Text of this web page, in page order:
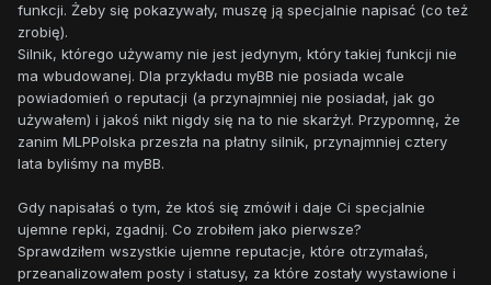
funkcji. Żeby się pokazywały, muszę ją specjalnie napisać (co też
zrobię).
Silnik, którego używamy nie jest jedynym, który takiej funkcji nie
ma wbudowanej. Dla przykładu myBB nie posiada wcale
powiadomień o reputacji (a przynajmniej nie posiadał, jak go
używałem) i jakoś nikt nigdy się na to nie skarżył. Przypomnę, że
zanim MLPPolska przeszła na płatny silnik, przynajmniej cztery
lata byliśmy na myBB.
Gdy napisałaś o tym, że ktoś się zmówił i daje Ci specjalnie
ujemne repki, zgadnij. Co zrobiłem jako pierwsze?
Sprawdziłem wszystkie ujemne reputacje, które otrzymałaś,
przeanalizowałem posty i statusy, za które zostały wystawione i